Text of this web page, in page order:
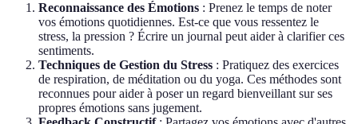
Reconnaissance des Émotions : Prenez le temps de noter
vos émotions quotidiennes. Est-ce que vous ressentez le
stress, la pression ? Écrire un journal peut aider à clarifier ces
sentiments.
Techniques de Gestion du Stress : Pratiquez des exercices
de respiration, de méditation ou du yoga. Ces méthodes sont
reconnues pour aider à poser un regard bienveillant sur ses
propres émotions sans jugement.